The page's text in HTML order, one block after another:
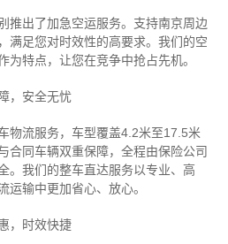
推出了加急空运服务。支持南京周边
满足您对时效性的高要求。我们的空
为特点，让您在竞争中抢占先机。
，安全无忧
物流服务，车型覆盖4.2米至17.5米
合同车辆双重保障，全程由保险公司
。我们的整车直达服务以专业、高
运输中更加省心、放心。
，时效快捷